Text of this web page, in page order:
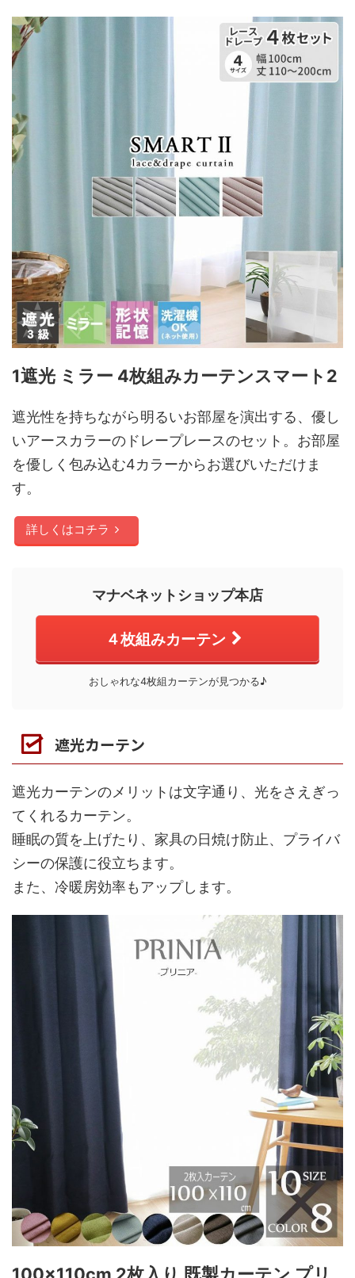
1遮光 ミラー 4枚組みカーテンスマート2
遮光性を持ちながら明るいお部屋を演出する、優し
いアースカラーのドレープレースのセット。お部屋
を優しく包み込む4カラーからお選びいただけま
す。
詳しくはコチラ
マナベネットショップ本店
４枚組みカーテン
おしゃれな4枚組カーテンが見つかる♪
遮光カーテン
遮光カーテンのメリットは文字通り、光をさえぎっ
てくれるカーテン。
睡眠の質を上げたり、家具の日焼け防止、プライバ
シーの保護に役立ちます。
また、冷暖房効率もアップします。
100x110cm 2枚入り 既製カーテン プリ